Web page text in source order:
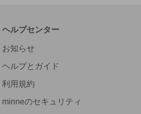
ヘルプセンター
お知らせ
ヘルプとガイド
利用規約
minneのセキュリティ